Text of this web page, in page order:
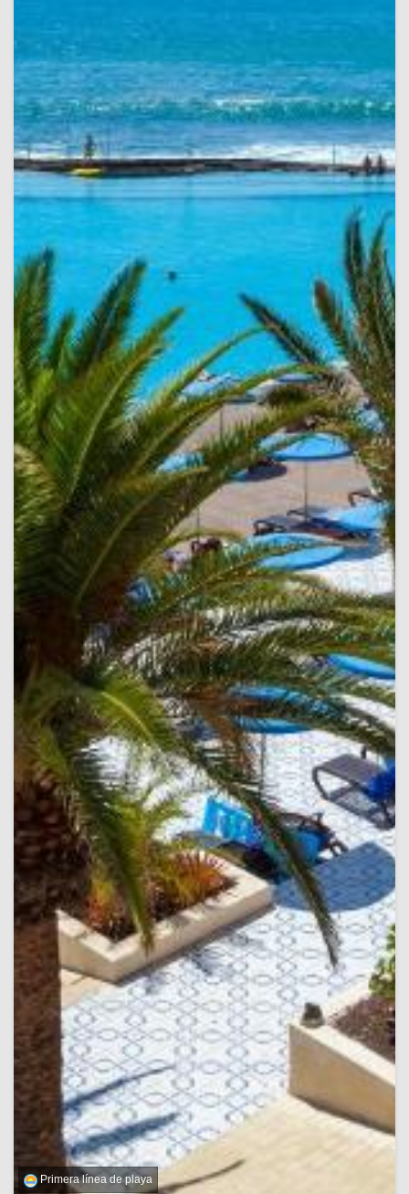
Primera línea de playa